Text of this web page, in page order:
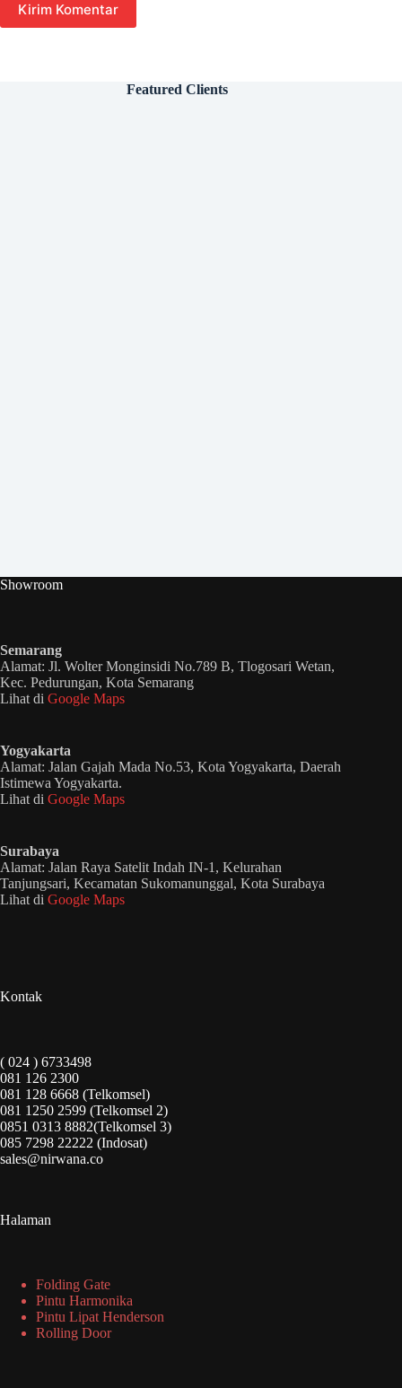
Kirim Komentar
Featured Clients
Showroom
Semarang
Alamat: Jl. Wolter Monginsidi No.789 B, Tlogosari Wetan,
Kec. Pedurungan, Kota Semarang
Lihat di Google Maps
Yogyakarta
Alamat: Jalan Gajah Mada No.53, Kota Yogyakarta, Daerah
Istimewa Yogyakarta.
Lihat di Google Maps
Surabaya
Alamat: Jalan Raya Satelit Indah IN-1, Kelurahan
Tanjungsari, Kecamatan Sukomanunggal, Kota Surabaya
Lihat di Google Maps
Kontak
( 024 ) 6733498
081 126 2300
081 128 6668 (Telkomsel)
081 1250 2599 (Telkomsel 2)
0851 0313 8882(Telkomsel 3)
085 7298 22222 (Indosat)
sales@nirwana.co
Halaman
Folding Gate
Pintu Harmonika
Pintu Lipat Henderson
Rolling Door